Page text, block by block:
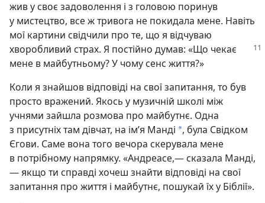
жив у своє задоволення і з головою поринув
у мистецтво, все ж тривога не покидала мене. Навіть
мої картини свідчили про те, що я відчуваю
хворобливий страх. Я постійно думав: «Що чекає
мене в майбутньому? У чому сенс життя?»
Коли я знайшов відповіді на свої запитання, то був
просто вражений. Якось у музичній школі між
учнями зайшла розмова про майбутнє. Одна
з присутніх там дівчат, на ім’я Манді a, була Свідком
Єгови. Саме вона того вечора скерувала мене
в потрібному напрямку. «Андреасе,— сказала Манді,
— якщо ти справді хочеш знайти відповіді на свої
запитання про життя і майбутнє, пошукай їх у Біблії».